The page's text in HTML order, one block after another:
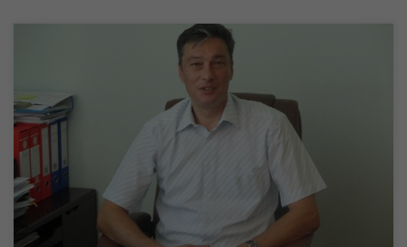
Преносимо у целости,без измена, интервју Горана Тајдића,
директора ЈКП „Водовод и канализација“ који је објављен у
листу „Зрењанин“ од 19.02.2016. године, а који је потписао
новинар овог листа Марин Стојин. Горан Тајдић, директор ЈКП
„Водовод и канализација“ ОБЕЗБЕЂЕНА ЈЕ СТАБИЛНОСТ У
СНАБДЕВАЊУ ГРАДА ВОДОМ Много је разлога због којих […]